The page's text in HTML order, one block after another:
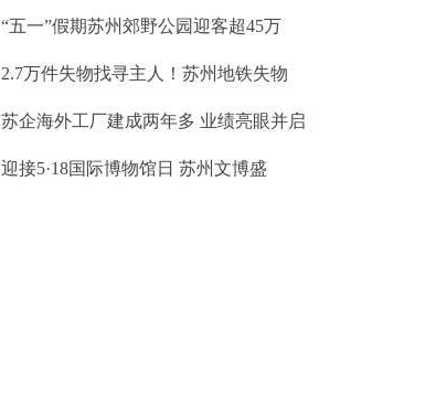
“五一”假期苏州郊野公园迎客超45万
2.7万件失物找寻主人！苏州地铁失物
苏企海外工厂建成两年多 业绩亮眼并启
迎接5·18国际博物馆日 苏州文博盛